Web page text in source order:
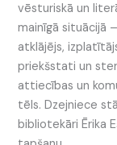
vēsturiskā un
mainīgā situācijā
atklājējs,
priekšstati un
attiecības un
tēls. Dzejniece
bibliotekāri Ērika